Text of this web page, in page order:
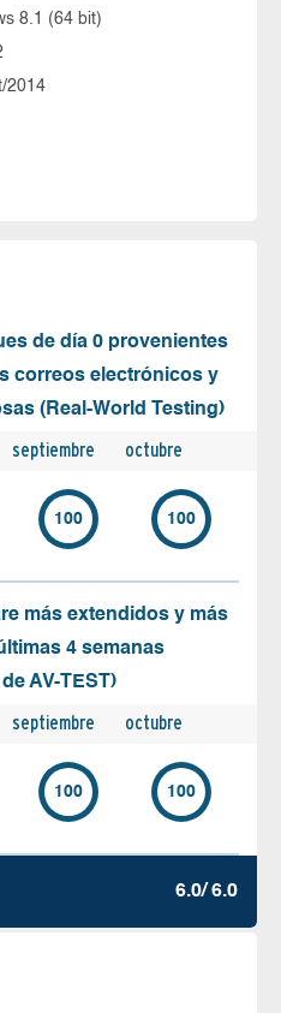
8.1 (64 bit)
2014
de día 0 provenientes
correos electrónicos y
(Real-World Testing)
septiembre octubre
100 100
más extendidos y más
4 semanas
AV-TEST)
septiembre octubre
100 100
6.0/ 6.0